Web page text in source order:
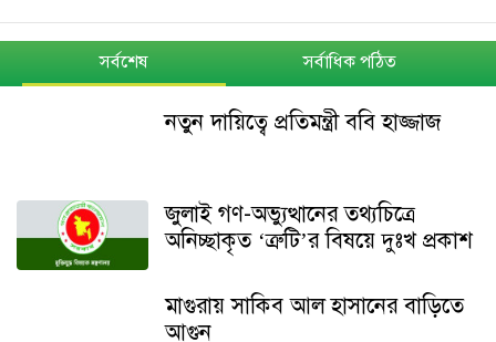
সর্বশেষ সর্বাধিক পঠিত
নতুন দায়িত্বে প্রতিমন্ত্রী ববি হাজ্জাজ
জুলাই গণ-অভ্যুত্থানের তথ্যচিত্রে
অনিচ্ছাকৃত ‘ত্রুটি’র বিষয়ে দুঃখ প্রকাশ
মাগুরায় সাকিব আল হাসানের বাড়িতে
আগুন